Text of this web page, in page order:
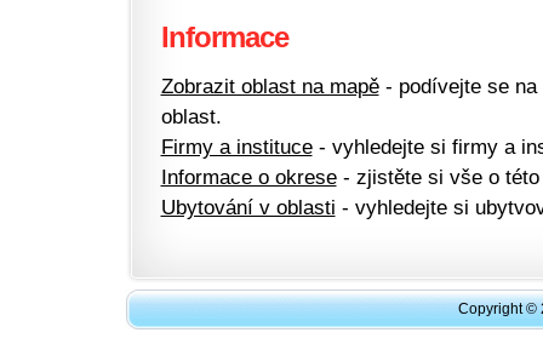
Informace
Zobrazit oblast na mapě- podívejte se na
oblast.
Firmy a instituce- vyhledejte si firmy a
Informace o okrese- zjistěte si vše o této
Ubytování v oblasti - vyhledejte si
Copyright ©